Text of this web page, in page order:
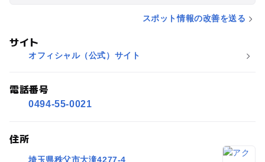
スポット情報の改善を送る
サイト
オフィシャル（公式）サイト
電話番号
0494-55-0021
住所
埼玉県秩父市大滝4277-4